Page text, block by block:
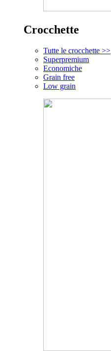
Crocchette
Tutte le crocchette >>
Superpremium
Economiche
Grain free
Low grain